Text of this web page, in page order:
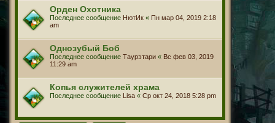
Орден Охотника
Последнее сообщение НютИк « Пн мар 04, 2019 2:18
am
Однозубый Боб
Последнее сообщение Таурэтари « Вс фев 03, 2019
11:29 am
Копья служителей храма
Последнее сообщение Lisa « Ср окт 24, 2018 5:28 pm